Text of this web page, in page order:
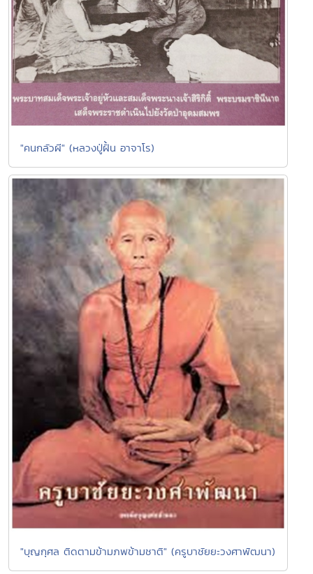
"คนกลัวผี" (หลวงปู่ฝั้น อาจาโร)
"บุญกุศล ติดตามข้ามภพข้ามชาติ" (ครูบาชัยยะวงศาพัฒนา)